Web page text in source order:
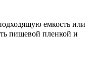
емкость или
пищевой пленкой и